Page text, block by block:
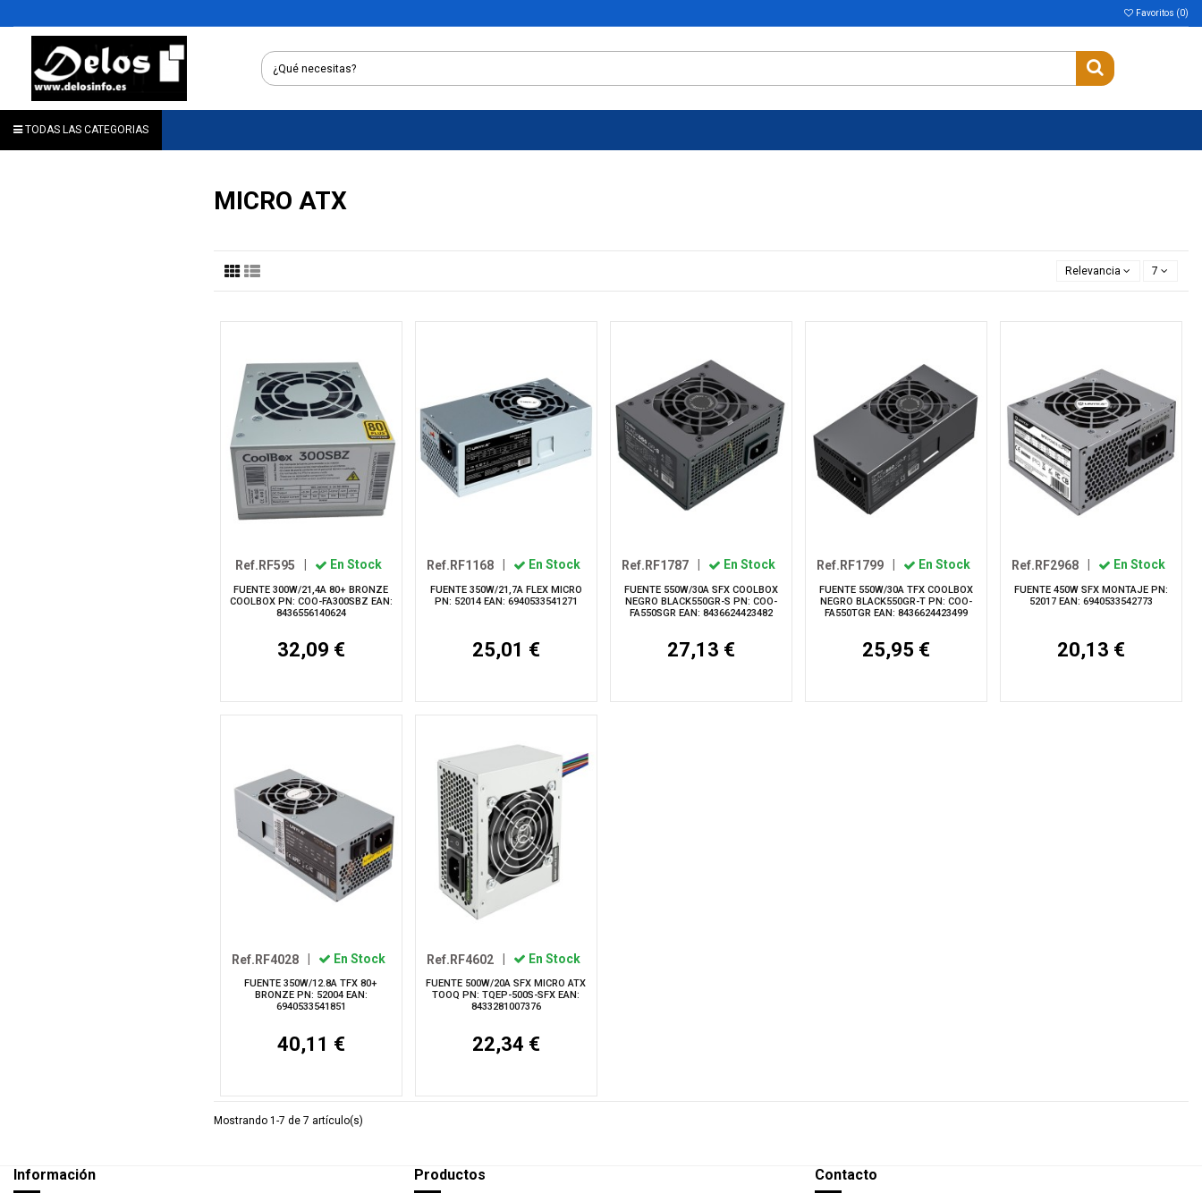
Favoritos (0)
TODAS LAS CATEGORIAS
MICRO ATX
Relevancia 7
Ref.RF595 En Stock
FUENTE 300W/21,4A 80+ BRONZE
COOLBOX PN: COO-FA300SBZ EAN:
8436556140624
32,09 €
Ref.RF1168 En Stock
FUENTE 350W/21,7A FLEX MICRO
PN: 52014 EAN: 6940533541271
25,01 €
Ref.RF1787 En Stock
FUENTE 550W/30A SFX COOLBOX
NEGRO BLACK550GR-S PN: COO-
FA550SGR EAN: 8436624423482
27,13 €
Ref.RF1799 En Stock
FUENTE 550W/30A TFX COOLBOX
NEGRO BLACK550GR-T PN: COO-
FA550TGR EAN: 8436624423499
25,95 €
Ref.RF2968 En Stock
FUENTE 450W SFX MONTAJE PN:
52017 EAN: 6940533542773
20,13 €
Ref.RF4028 En Stock
FUENTE 350W/12.8A TFX 80+
BRONZE PN: 52004 EAN:
6940533541851
40,11 €
Ref.RF4602 En Stock
FUENTE 500W/20A SFX MICRO ATX
TOOQ PN: TQEP-500S-SFX EAN:
8433281007376
22,34 €
Mostrando 1-7 de 7 artículo(s)
Información Productos Contacto